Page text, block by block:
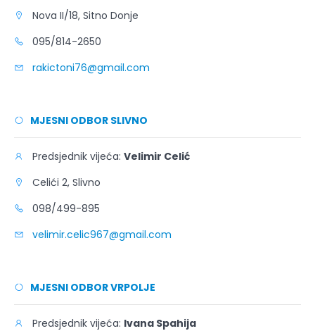
Nova II/18, Sitno Donje
095/814-2650
rakictoni76@gmail.com
MJESNI ODBOR SLIVNO
Predsjednik vijeća: Velimir Celić
Celići 2, Slivno
098/499-895
velimir.celic967@gmail.com
MJESNI ODBOR VRPOLJE
Predsjednik vijeća: Ivana Spahija